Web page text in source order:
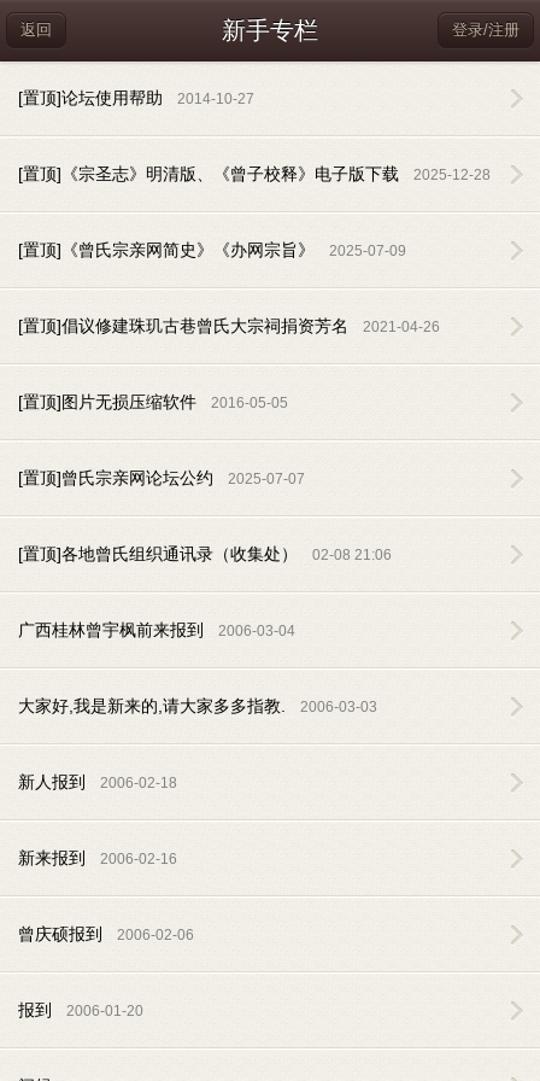
新手专栏
返回 登录/注册
[置顶]论坛使用帮助 2014-10-27
[置顶]《宗圣志》明清版、《曾子校释》电子版下载 2025-12-28
[置顶]《曾氏宗亲网简史》《办网宗旨》 2025-07-09
[置顶]倡议修建珠玑古巷曾氏大宗祠捐资芳名 2021-04-26
[置顶]图片无损压缩软件 2016-05-05
[置顶]曾氏宗亲网论坛公约 2025-07-07
[置顶]各地曾氏组织通讯录（收集处） 02-08 21:06
广西桂林曾宇枫前来报到 2006-03-04
大家好,我是新来的,请大家多多指教. 2006-03-03
新人报到 2006-02-18
新来报到 2006-02-16
曾庆硕报到 2006-02-06
报到 2006-01-20